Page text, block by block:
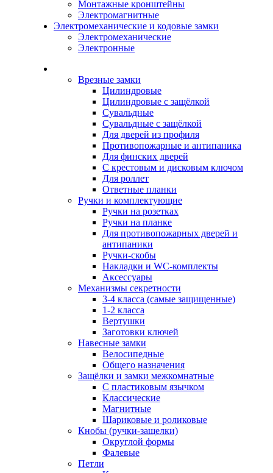
Монтажные кронштейны
Электромагнитные
Электромеханические и кодовые замки
Электромеханические
Электронные
Врезные замки
Цилиндровые
Цилиндровые с защёлкой
Сувальдные
Сувальдные с защёлкой
Для дверей из профиля
Противопожарные и антипаника
Для финских дверей
С крестовым и дисковым ключом
Для роллет
Ответные планки
Ручки и комплектующие
Ручки на розетках
Ручки на планке
Для противопожарных дверей и
антипаники
Ручки-скобы
Накладки и WC-комплекты
Аксессуары
Механизмы секретности
3-4 класса (самые защищенные)
1-2 класса
Вертушки
Заготовки ключей
Навесные замки
Велосипедные
Общего назначения
Защёлки и замки межкомнатные
С пластиковым язычком
Классические
Магнитные
Шариковые и роликовые
Кнобы (ручки-защелки)
Округлой формы
Фалевые
Петли